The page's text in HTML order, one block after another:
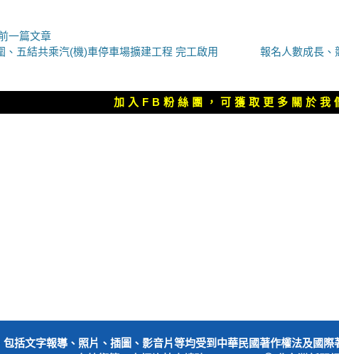
一篇文章
、五結共乘汽(機)車停車場擴建工程 完工啟用
下
文
章：
報名人數成長、
加入FB粉絲團，可獲取更多關於我
包括文字報導、照片、插圖、影音片等均受到中華民國著作權法及國